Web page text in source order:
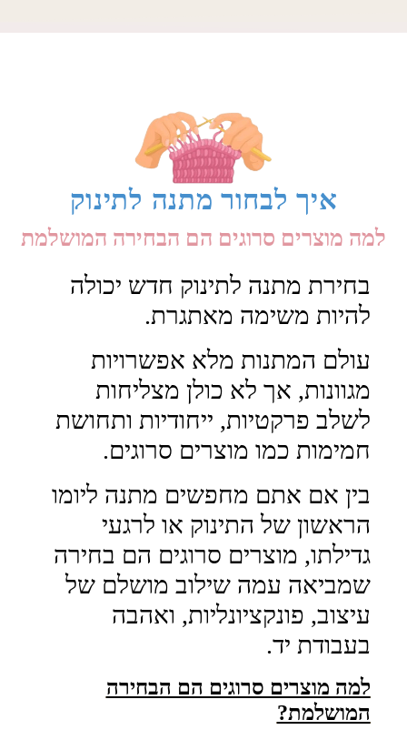
איך לבחור מתנה לתינוק
למה מוצרים סרוגים הם הבחירה המושלמת
בחירת מתנה לתינוק חדש יכולה
להיות משימה מאתגרת.
עולם המתנות מלא אפשרויות
מגוונות, אך לא כולן מצליחות
לשלב פרקטיות, ייחודיות ותחושת
חמימות כמו מוצרים סרוגים.
בין אם אתם מחפשים מתנה ליומו
הראשון של התינוק או לרגעי
גדילתו, מוצרים סרוגים הם בחירה
שמביאה עמה שילוב מושלם של
עיצוב, פונקציונליות, ואהבה
בעבודת יד.
למה מוצרים סרוגים הם הבחירה
המושלמת?